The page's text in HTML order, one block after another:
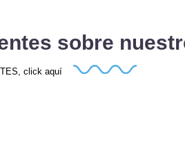
sobre
click aquí